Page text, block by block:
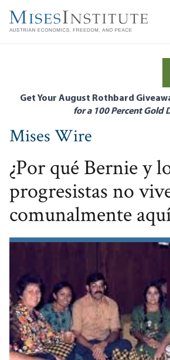
main
Get Your August Rothbard
for a 100 Percent Gold
Mises Wire
¿Por qué Bernie y
progresistas no
comunalmente